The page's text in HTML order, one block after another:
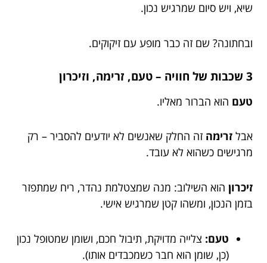
שיא, ויש סיום שמרגיש נכון.
ובחתונה? שם זה כבר מופע עם זיקוקים.
3 שכבות של חוויה – טעם, זרימה, וזיכרון
טעם הוא הברור מאליו.
אבל זרימה זה החלק שאנשים לא יודעים להסביר – רק
מרגישים כשהוא לא עובד.
זיכרון הוא השילוב: מנה שמצטלמת נהדר, ריח שמתפזר
בזמן הנכון, ומשהו קטן שמרגיש אישי.
טעם: צלייה מדויקת, תיבול חכם, ושומן שמטופל נכון
(כן, שומן הוא חבר כשמכבדים אותו).